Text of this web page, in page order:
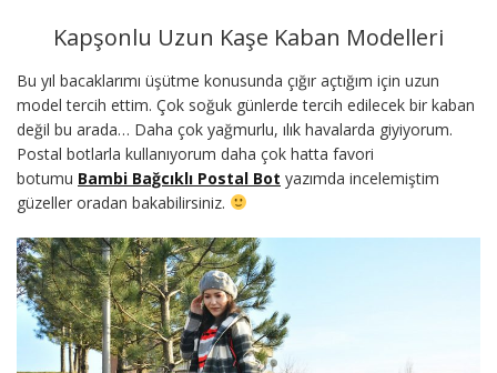
Kapşonlu Uzun Kaşe Kaban Modelleri
Bu yıl bacaklarımı üşütme konusunda çığır açtığım için uzun
model tercih ettim. Çok soğuk günlerde tercih edilecek bir kaban
değil bu arada… Daha çok yağmurlu, ılık havalarda giyiyorum.
Postal botlarla kullanıyorum daha çok hatta favori
botumu Bambi Bağcıklı Postal Bot yazımda incelemiştim
güzeller oradan bakabilirsiniz.